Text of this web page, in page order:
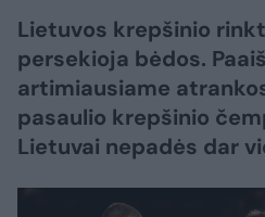
Lietuvos krepšinio
persekioja bėdos.
artimiausiame
pasaulio krepšinio
Lietuvai nepadės dar